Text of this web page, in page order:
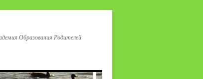
Образования Родителей